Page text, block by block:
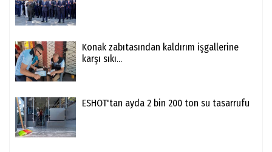
Konak zabıtasından kaldırım işgallerine
karşı sıkı...
ESHOT'tan ayda 2 bin 200 ton su tasarrufu